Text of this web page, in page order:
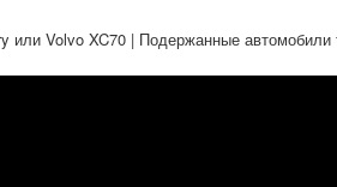
или Volvo XC70 | Подержанные автомобили